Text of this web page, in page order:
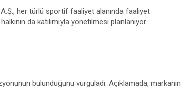
her türlü sportif faaliyet alanında faaliyet
da katılımıyla yönetilmesi planlanıyor.
bulunduğunu vurguladı. Açıklamada, markanın